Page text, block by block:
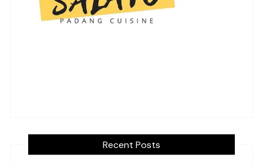
Recent Posts